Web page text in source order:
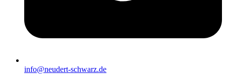
info@neudert-schwarz.de